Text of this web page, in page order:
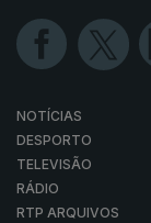
NOTÍCIAS
DESPORTO
TELEVISÃO
RÁDIO
RTP ARQUIVOS